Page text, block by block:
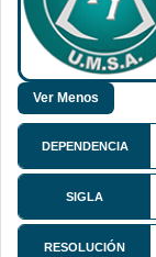
DEPENDENCIA
SIGLA
RESOLUCIÓN